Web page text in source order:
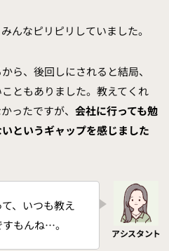
んなピリピリしていました。
ら、後回しにされると結局、
ともありました。教えてくれ
ったですが、 会社に行っても勉
というギャップを感じました
、いつも教え
もんね…。